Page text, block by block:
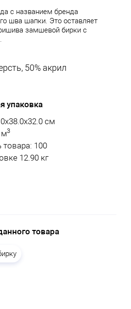
с названием бренда
шва шапки. Это оставляет
замшевой бирки с
50% акрил
упаковка
см
м3
100
12.90 кг
товара